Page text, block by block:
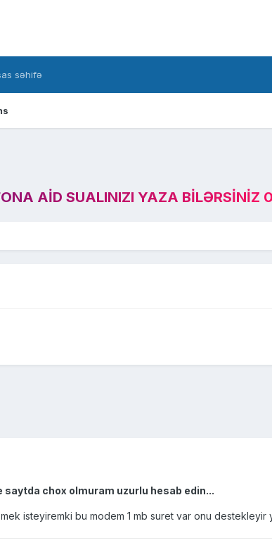
səhifə
AID SUALINIZI YAZA BILƏRSINIZ
chox olmuram uzurlu hesab edin...
isteyiremki bu modem 1 mb suret var onu